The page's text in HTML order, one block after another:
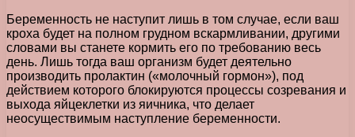
Беременность не наступит лишь в том случае, если ваш
кроха будет на полном грудном вскармливании, другими
словами вы станете кормить его по требованию весь
день. Лишь тогда ваш организм будет деятельно
производить пролактин («молочный гормон»), под
действием которого блокируются процессы созревания и
выхода яйцеклетки из яичника, что делает
неосуществимым наступление беременности.